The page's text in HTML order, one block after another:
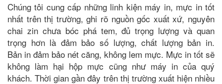
Chúng tôi cung cấp những linh kiện máy in, mực in tốt
nhất trên thị trường, ghi rõ nguồn gốc xuất xứ, nguyên
chai zin chưa bóc phá tem, đủ trọng lượng và quan
trọng hơn là đảm bảo số lượng, chất lượng bản in.
Bản in đảm bảo nét căng, không lem mực. Mực in tốt sẽ
không làm hại hộp mực cũng như máy in của quý
khách. Thời gian gần đây trên thị trường xuất hiện nhiều